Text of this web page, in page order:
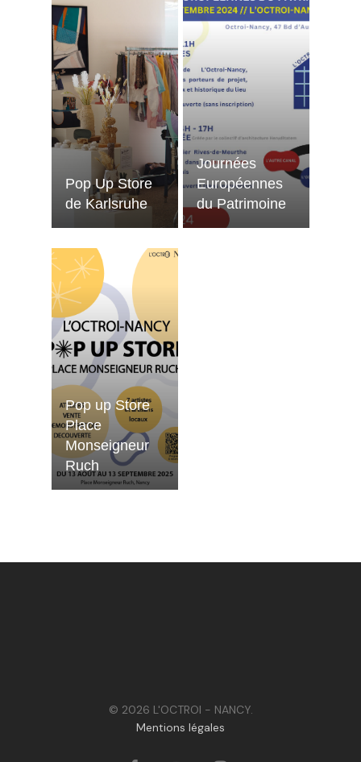
Pop Up Store
de Karlsruhe
Journées
Européennes
du Patrimoine
Pop up Store
Place
Monseigneur
Ruch
© 2026 L'OCTROI - NANCY.
Mentions légales